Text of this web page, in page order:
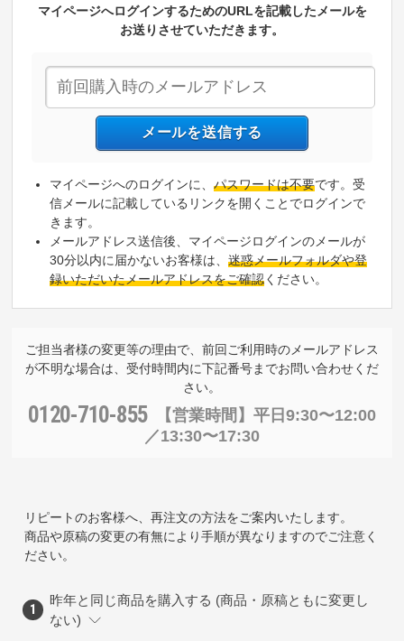
マイページへログインするためのURLを記載したメールを
お送りさせていただきます。
マイページへのログインに、パスワードは不要です。受
信メールに記載しているリンクを開くことでログインで
きます。
メールアドレス送信後、マイページログインのメールが
30分以内に届かないお客様は、迷惑メールフォルダや登
録いただいたメールアドレスをご確認ください。
ご担当者様の変更等の理由で、前回ご利用時のメールアドレス
が不明な場合は、受付時間内に下記番号までお問い合わせくだ
さい。
0120-710-855 【営業時間】 平日9:30〜12:00
／13:30〜17:30
リピートのお客様へ、再注文の方法をご案内いたします。
商品や原稿の変更の有無により手順が異なりますのでご注意く
ださい。
昨年と同じ商品を購入する (商品・原稿ともに変更し
ない)